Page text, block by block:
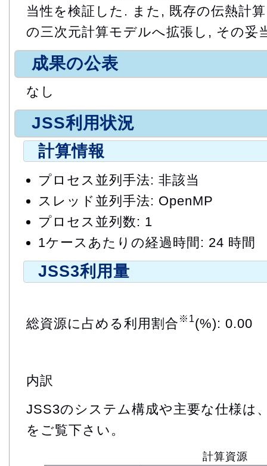
当性を検証した. また, 既存の伝熱計
の三次元計算モデルへ拡張し, その妥
成果の公表
なし
JSS利用状況
計算情報
プロセス並列手法: 非該当
スレッド並列手法: OpenMP
プロセス並列数: 1
1ケースあたりの経過時間: 24 時間
JSS3利用量
総資源に占める利用割合 ※1(%): 0.00
内訳
JSS3のシステム構成や主要な仕様は
をご覧下さい。
計算資源